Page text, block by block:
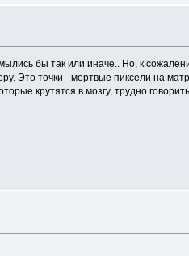
бы так или иначе.. Но, к
Это точки - мертвые пиксели на
крутятся в мозгу, трудно